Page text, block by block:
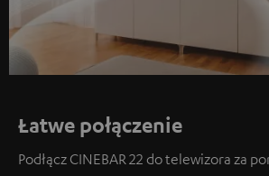
Łatwe połączenie
Podłącz CINEBAR 22 do telewizora za